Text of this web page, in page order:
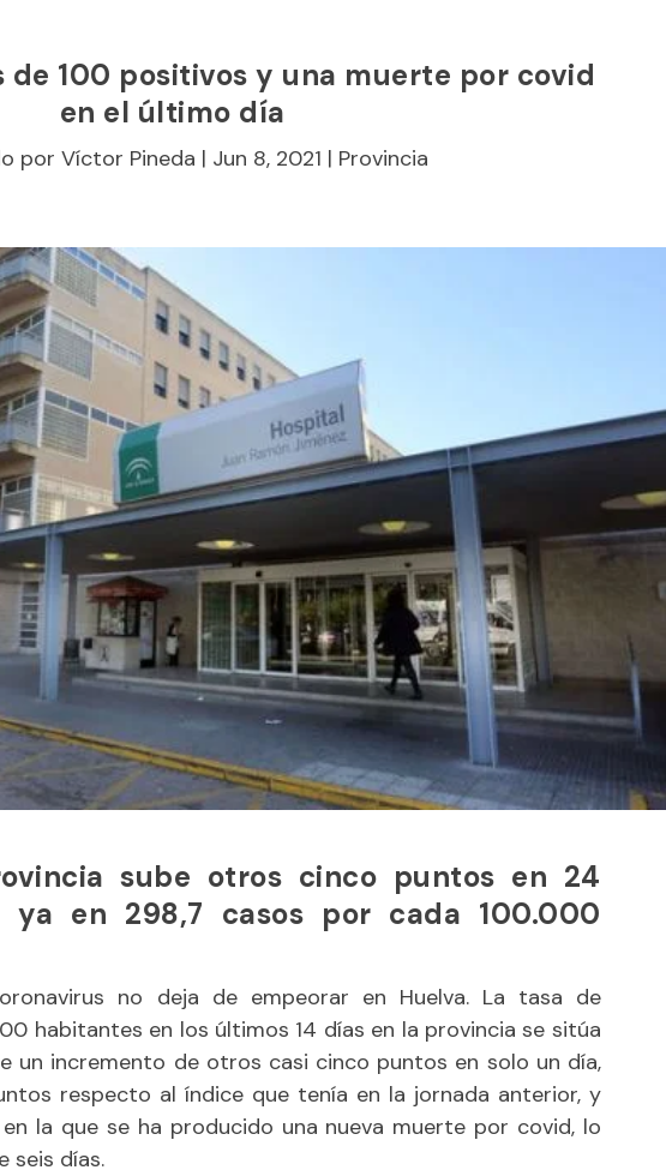
de 100 positivos y una muerte por covid
en el último día
por Víctor Pineda | Jun 8, 2021 | Provincia
sube otros cinco puntos en 24
en 298,7 casos por cada 100.000
no deja de empeorar en Huelva. La tasa de
habitantes en los últimos 14 días en la provincia se sitúa
un incremento de otros casi cinco puntos en solo un día,
respecto al índice que tenía en la jornada anterior, y
la que se ha producido una nueva muerte por covid, lo
seis días.